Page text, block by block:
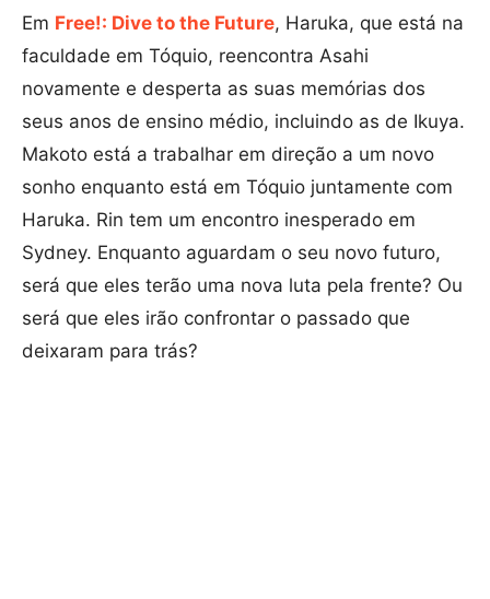
Em Free!: Dive to the Future, Haruka, que está na
faculdade em Tóquio, reencontra Asahi
novamente e desperta as suas memórias dos
seus anos de ensino médio, incluindo as de Ikuya.
Makoto está a trabalhar em direção a um novo
sonho enquanto está em Tóquio juntamente com
Haruka. Rin tem um encontro inesperado em
Sydney. Enquanto aguardam o seu novo futuro,
será que eles terão uma nova luta pela frente? Ou
será que eles irão confrontar o passado que
deixaram para trás?